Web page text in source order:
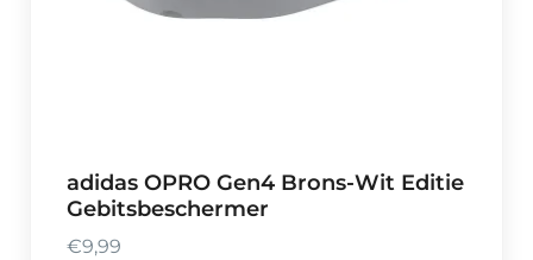
adidas OPRO Gen4 Brons-Wit Editie
Gebitsbeschermer
€9,99